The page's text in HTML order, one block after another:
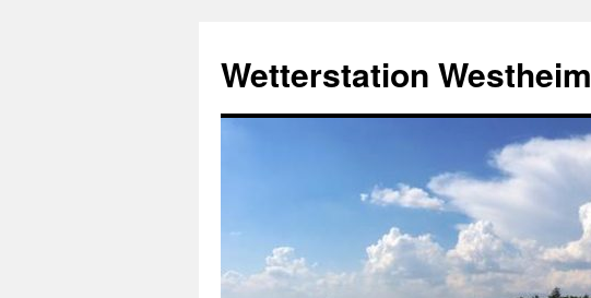
springen
Wetterstation Westheim